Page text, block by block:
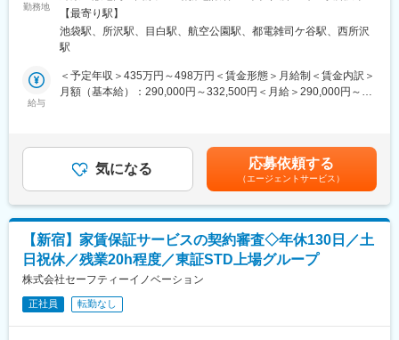
ションから株式会社西武ホールディングスへ出向していただき、
株式会社西武不動産の経理業務をご担当いただきます。現在、西
武不動産の経理業務を西武ホールディングスが受託しております
が、2027年6月より西武プロセスイノベーションへ移管予定のた
め、それに伴い出向は解除となります。
業務は複数名のチーム体制で行っており、周囲と連携しながら安
＜出向先：株式会社西武ホールディングス様＞
＜勤務地：東京都豊島区南池袋1-16-15:事業内容：鉄道・不動
となります＞
■具体的には：
・伝票チェック（勘定科目の確認）、月次決算
・損益計算書・貸借対照表の作成
・四半期ごとの決算業務
・法人税計算
勤務地
すのき台一丁目11番地の１ 勤務地最寄駅：各線／所沢駅受動喫煙
対策：屋内全面禁煙変更の範囲：会社の定める事業所（リモート
ワーク含む）
【最寄り駅】
池袋駅、所沢駅、目白駅、航空公園駅、都電雑司ケ谷駅、西所沢
駅
給与
＜予定年収＞435万円～498万円＜賃金形態＞月給制＜賃金内訳＞
月額（基本給）：290,000円～332,500円＜月給＞290,000円～
あり、選考を通じて上下する可能性があります。月給(月額)は固定
手当を含めた表記です。
気になる 応募依頼する
（エージェントサービス）
【新宿】家賃保証サービスの契約審査◇年休130日／土
日祝休／残業20h程度／東証STD上場グループ
株式会社セーフティーイノベーション
正社員 転勤なし